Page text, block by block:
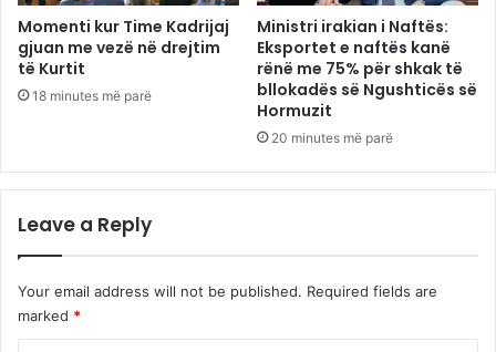
Momenti kur Time Kadrijaj
gjuan me vezë në drejtim
të Kurtit
18 minutes më parë
Ministri irakian i Naftës:
Eksportet e naftës kanë
rënë me 75% për shkak të
bllokadës së Ngushticës së
Hormuzit
20 minutes më parë
Leave a Reply
Your email address will not be published. Required fields are
marked *